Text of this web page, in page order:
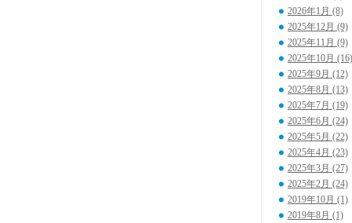
2026年1月 (8)
2025年12月 (9)
2025年11月 (9)
2025年10月 (16)
2025年9月 (12)
2025年8月 (13)
2025年7月 (19)
2025年6月 (24)
2025年5月 (22)
2025年4月 (23)
2025年3月 (27)
2025年2月 (24)
2019年10月 (1)
2019年8月 (1)